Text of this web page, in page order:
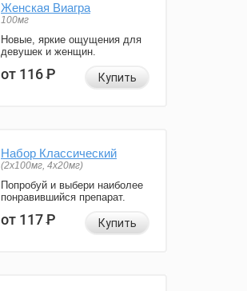
Женская Виагра
100мг
Новые, яркие ощущения для
девушек и женщин.
от 116Р Купить
Набор Классический
(2x100мг, 4x20мг)
Попробуй и выбери наиболее
понравившийся препарат.
от 117Р Купить